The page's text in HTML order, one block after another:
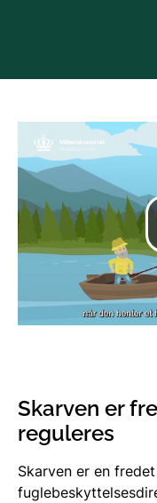
Skarven er
reguleres
Skarven er en